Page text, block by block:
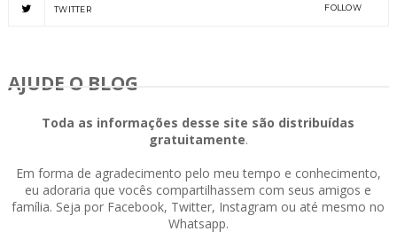
TWITTER FOLLOW
AJUDE O BLOG
Toda as informações desse site são distribuídas
gratuitamente.
Em forma de agradecimento pelo meu tempo e conhecimento,
eu adoraria que vocês compartilhassem com seus amigos e
família. Seja por Facebook, Twitter, Instagram ou até mesmo no
Whatsapp.